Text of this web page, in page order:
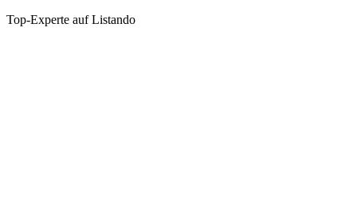
Top-Experte auf Listando